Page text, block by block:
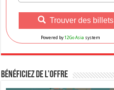
Trouver des billets
Powered by12Go Asia system
Bénéficiez de l’Offre